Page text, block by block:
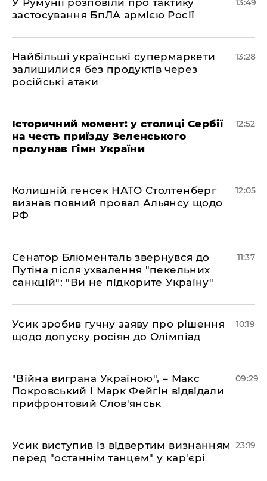
У Румунії розповіли про тактику
застосування БпЛА армією Росії
13:49
Найбільші українські супермаркети
залишилися без продуктів через
російські атаки
13:28
Історичний момент: у столиці Сербії
на честь приїзду Зеленського
пролунав Гімн України
12:52
Колишній генсек НАТО Столтенберг
визнав повний провал Альянсу щодо
РФ
12:05
Сенатор Блюменталь звернувся до
Путіна після ухвалення "пекельних
санкцій": "Ви не підкорите Україну"
11:37
Усик зробив гучну заяву про рішення
щодо допуску росіян до Олімпіад
10:19
"Війна виграна Україною", – Макс
Покровський і Марк Фейгін відвідали
прифронтовий Слов'янськ
09:29
​Усик виступив із відвертим визнанням
перед "останнім танцем" у кар'єрі
23:19